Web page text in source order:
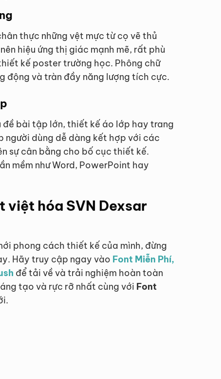
thực những vệt mực từ cọ vẽ thủ
hiệu ứng thị giác mạnh mẽ, rất phù
kế poster trường học. Phông chữ
động và tràn đầy năng lượng tích cực.
đề bài tập lớn, thiết kế áo lớp hay trang
người dùng dễ dàng kết hợp với các
sự cân bằng cho bố cục thiết kế.
mềm như Word, PowerPoint hay
việt hóa SVN Dexsar
phong cách thiết kế của mình, đừng
Hãy truy cập ngay vào Font Miễn Phí,
để tải về và trải nghiệm hoàn toàn
tạo và rực rỡ nhất cùng với Font